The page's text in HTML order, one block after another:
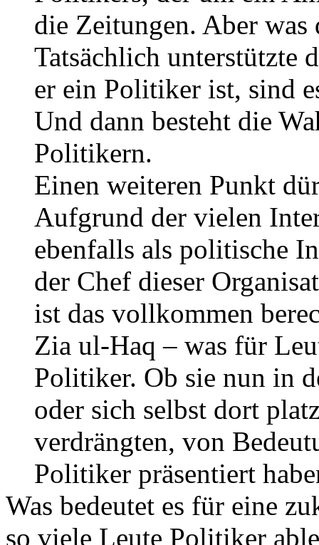
die Zeitungen. Aber was
Tatsächlich unterstützte
er ein Politiker ist, sind
Und dann besteht die
Politikern.
Einen weiteren Punkt
Aufgrund der vielen
ebenfalls als politische
der Chef dieser
ist das vollkommen
Zia ul-Haq – was für
Politiker. Ob sie nun in
oder sich selbst dort
verdrängten, von
Politiker präsentiert
Was bedeutet es für eine
so viele Leute Politiker